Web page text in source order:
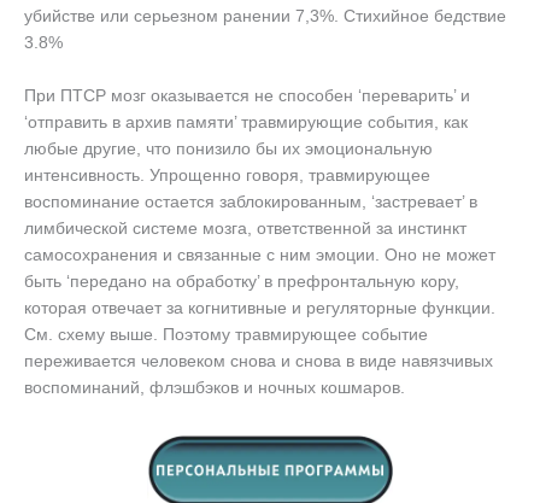
убийстве или серьезном ранении 7,3%. Стихийное бедствие
3.8%
При ПТСР мозг оказывается не способен ‘переварить’ и
‘отправить в архив памяти’ травмирующие события, как
любые другие, что понизило бы их эмоциональную
интенсивность. Упрощенно говоря, травмирующее
воспоминание остается заблокированным, ‘застревает’ в
лимбической системе мозга, ответственной за инстинкт
самосохранения и связанные с ним эмоции. Оно не может
быть ‘передано на обработку’ в префронтальную кору,
которая отвечает за когнитивные и регуляторные функции.
См. схему выше. Поэтому травмирующее событие
переживается человеком снова и снова в виде навязчивых
воспоминаний, флэшбэков и ночных кошмаров.